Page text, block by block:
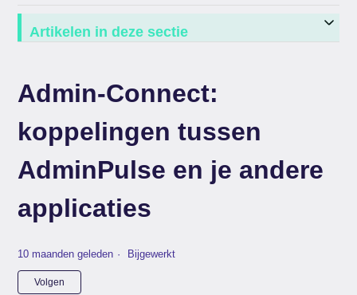
Artikelen in deze sectie
Admin-Connect:
koppelingen tussen
AdminPulse en je andere
applicaties
10 maanden geleden Bijgewerkt
Volgen